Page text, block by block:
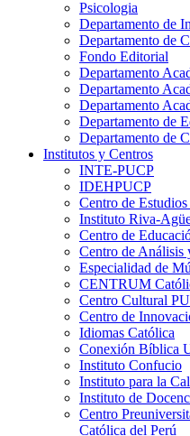
Psicologia
Departamento de
Departamento de
Fondo Editorial
Departamento
Departamento
Departamento
Departamento de
Departamento de
Institutos y Centros
INTE-PUCP
IDEHPUCP
Centro de
Instituto Riva-
Centro de
Centro de Análisis
Especialidad de
CENTRUM
Centro Cultural
Centro de
Idiomas Católica
Conexión Bíblica
Instituto Confucio
Instituto para la
Instituto de
Centro
Católica del Perú